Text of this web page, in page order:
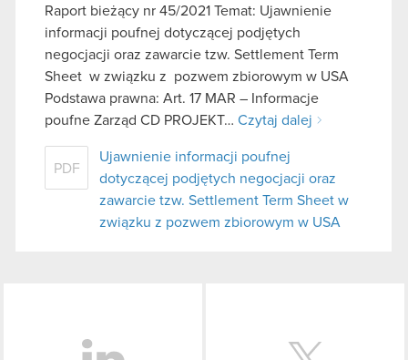
Raport bieżący nr 45/2021 Temat: Ujawnienie
informacji poufnej dotyczącej podjętych
negocjacji oraz zawarcie tzw. Settlement Term
Sheet w związku z pozwem zbiorowym w USA
Podstawa prawna: Art. 17 MAR – Informacje
poufne Zarząd CD PROJEKT… Czytaj dalej
PDF
Ujawnienie informacji poufnej
dotyczącej podjętych negocjacji oraz
zawarcie tzw. Settlement Term Sheet w
związku z pozwem zbiorowym w USA